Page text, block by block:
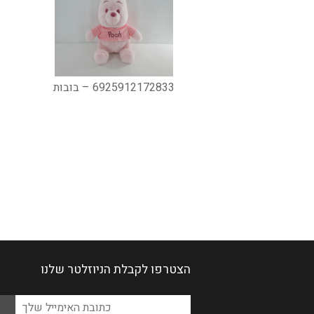
6925912172833 – בובות
הצטרפו לקבלת הניוזלטר שלנו
Please